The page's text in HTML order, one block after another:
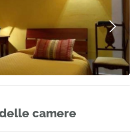
camere